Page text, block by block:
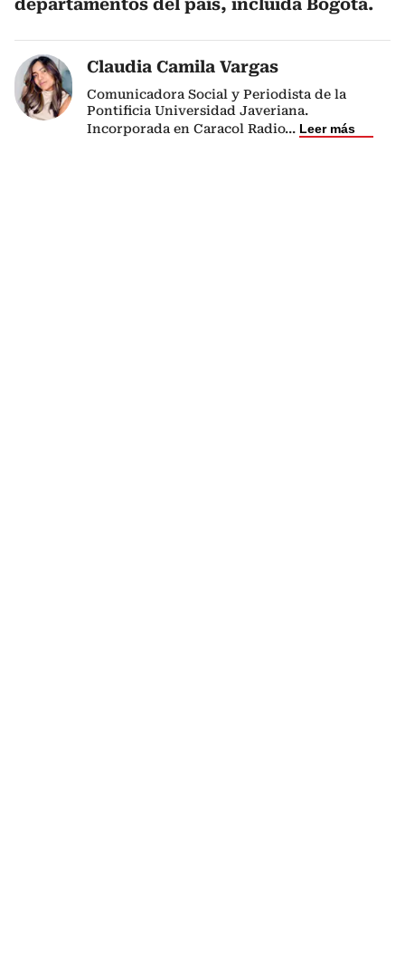
departamentos del país, incluida Bogotá.
Claudia Camila Vargas
Comunicadora Social y Periodista de la
Pontificia Universidad Javeriana.
Incorporada en Caracol Radio... Leer más